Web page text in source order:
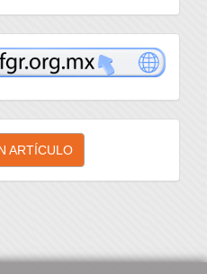
ARTÍCULO